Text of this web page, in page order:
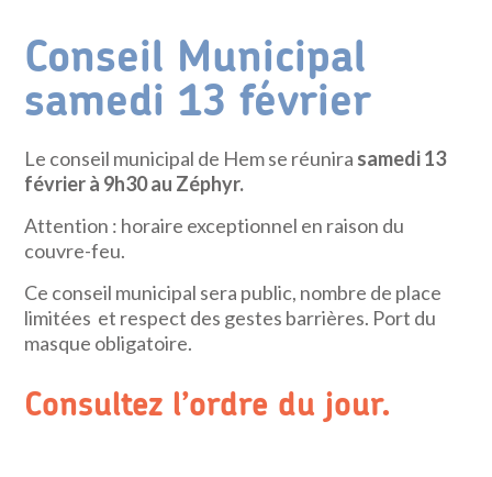
Conseil Municipal
samedi 13 février
Le conseil municipal de Hem se réunira samedi 13
février à 9h30 au Zéphyr.
Attention : horaire exceptionnel en raison du
couvre-feu.
Ce conseil municipal sera public, nombre de place
limitées et respect des gestes barrières. Port du
masque obligatoire.
Consultez l’ordre du jour.